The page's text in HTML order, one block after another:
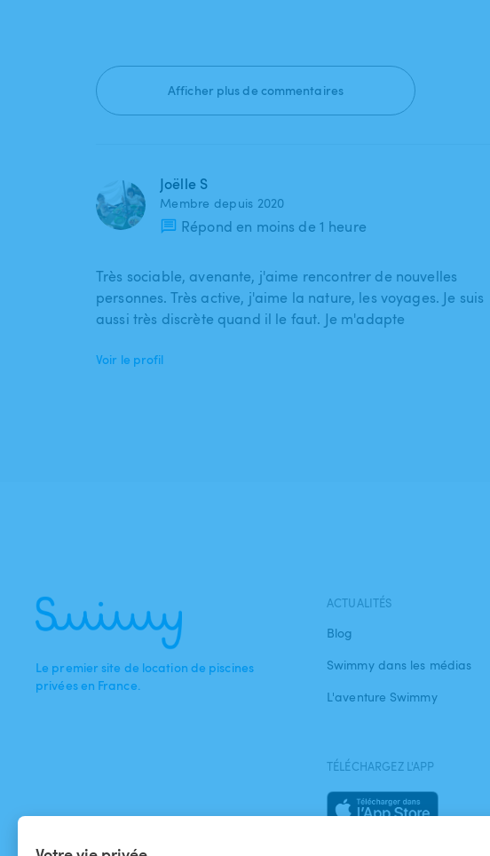
Afficher plus de commentaires
Joëlle S
Membre depuis 2020
Répond en moins de 1 heure
Très sociable, avenante, j'aime rencontrer de nouvelles
personnes. Très active, j'aime la nature, les voyages. Je suis
aussi très discrète quand il le faut. Je m'adapte
Voir le profil
Le premier site de location de piscines
privées en France.
ACTUALITÉS
Blog
Swimmy dans les médias
L'aventure Swimmy
TÉLÉCHARGEZ L'APP